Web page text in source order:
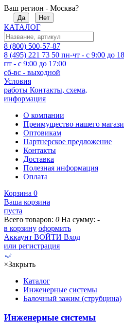
Ваш регион - Москва?
Да Нет
КАТАЛОГ
8 (800) 500-57-87
8 (495) 221 73 50 пн-чт - с 9:00 до
пт - с 9:00 до 17:00
сб-вс - выходной
Условия
работы Контакты, схема,
информация
О компании
Преимущество нашего
Оптовикам
Партнерское предложение
Контакты
Доставка
Полезная информация
Оплата
Корзина 0
Ваша корзина
пуста
Всего товаров: 0 На сумму: -
в корзину оформить
Аккаунт ВОЙТИ Вход
или регистрация
×Закрыть
Каталог
Инженерные системы
Балочный зажим (струбцина)
Инженерные системы